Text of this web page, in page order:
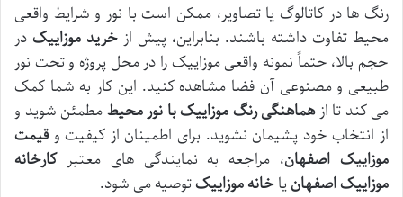
رنگ ها در کاتالوگ یا تصاویر، ممکن است با نور و شرایط واقعی
محیط تفاوت داشته باشند. بنابراین، پیش از خرید موزاییک در
حجم بالا، حتماً نمونه واقعی موزاییک را در محل پروژه و تحت نور
طبیعی و مصنوعی آن فضا مشاهده کنید. این کار به شما کمک
می کند تا ازهماهنگی رنگ موزاییک با نور محیطمطمئن شوید و
از انتخاب خود پشیمان نشوید. برای اطمینان از کیفیت و قیمت
موزاییک اصفهان، مراجعه به نمایندگی های معتبرکارخانه
موزاییک اصفهانیاخانه موزاییکتوصیه می شود.